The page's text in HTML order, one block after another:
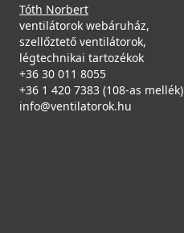
Tóth Norbert
ventilátorok webáruház,
szellőztető ventilátorok,
légtechnikai tartozékok
+36 30 011 8055
+36 1 420 7383 (108-as mellék)
info@ventilatorok.hu